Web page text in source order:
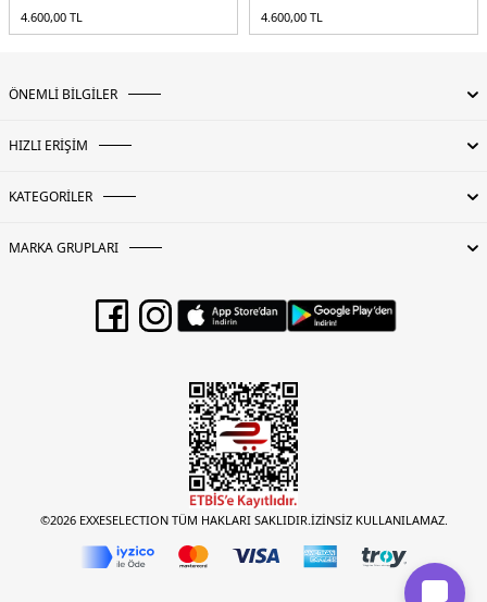
4.600,00 TL
4.600,00 TL
ÖNEMLİ BİLGİLER
HIZLI ERİŞİM
KATEGORİLER
MARKA GRUPLARI
©2026 EXXESELECTION TÜM HAKLARI SAKLIDIR.İZİNSİZ KULLANILAMAZ.